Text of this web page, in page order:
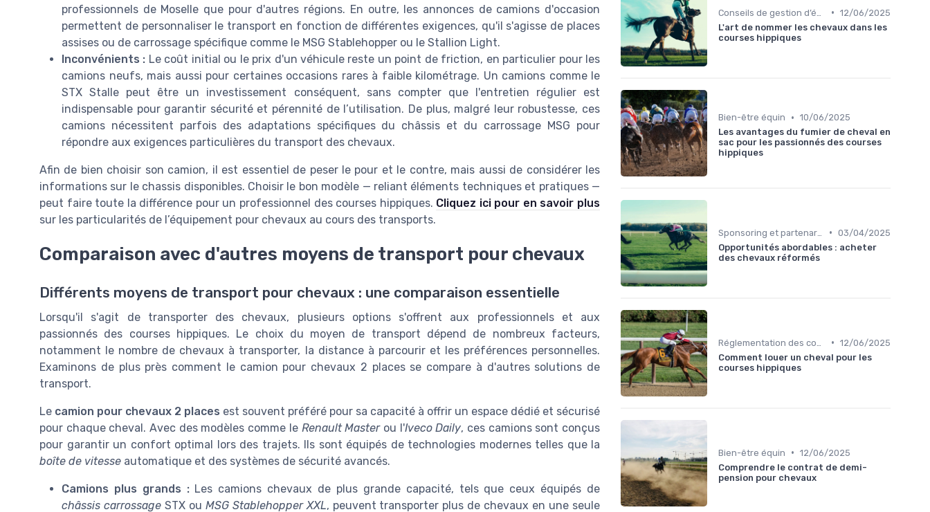
professionnels de Moselle que pour d'autres régions. En outre, les annonces de camions d'occasion
permettent de personnaliser le transport en fonction de différentes exigences, qu'il s'agisse de places
assises ou de carrossage spécifique comme le MSG Stablehopper ou le Stallion Light.
Inconvénients : Le coût initial ou le prix d'un véhicule reste un point de friction, en particulier pour les
camions neufs, mais aussi pour certaines occasions rares à faible kilométrage. Un camions comme le
STX Stalle peut être un investissement conséquent, sans compter que l'entretien régulier est
indispensable pour garantir sécurité et pérennité de l’utilisation. De plus, malgré leur robustesse, ces
camions nécessitent parfois des adaptations spécifiques du châssis et du carrossage MSG pour
répondre aux exigences particulières du transport des chevaux.
Afin de bien choisir son camion, il est essentiel de peser le pour et le contre, mais aussi de considérer les
informations sur le chassis disponibles. Choisir le bon modèle — reliant éléments techniques et pratiques —
peut faire toute la différence pour un professionnel des courses hippiques. Cliquez ici pour en savoir plus
sur les particularités de l’équipement pour chevaux au cours des transports.
Comparaison avec d'autres moyens de transport pour chevaux
Différents moyens de transport pour chevaux : une comparaison essentielle
Lorsqu'il s'agit de transporter des chevaux, plusieurs options s'offrent aux professionnels et aux
passionnés des courses hippiques. Le choix du moyen de transport dépend de nombreux facteurs,
notamment le nombre de chevaux à transporter, la distance à parcourir et les préférences personnelles.
Examinons de plus près comment le camion pour chevaux 2 places se compare à d'autres solutions de
transport.
Le camion pour chevaux 2 places est souvent préféré pour sa capacité à offrir un espace dédié et sécurisé
pour chaque cheval. Avec des modèles comme le Renault Masterou l'Iveco Daily, ces camions sont conçus
pour garantir un confort optimal lors des trajets. Ils sont équipés de technologies modernes telles que la
boîte de vitesse automatique et des systèmes de sécurité avancés.
Camions plus grands :Les camions chevaux de plus grande capacité, tels que ceux équipés de
châssis carrossageSTX ou MSG Stablehopper XXL, peuvent transporter plus de chevaux en une seule
• 12/06/2025
L'art de nommer les chevaux dans les
courses hippiques
Bien-être équin • 10/06/2025
Les avantages du fumier de cheval en
sac pour les passionnés des courses
hippiques
• 03/04/2025
Opportunités abordables : acheter
des chevaux réformés
• 12/06/2025
Comment louer un cheval pour les
courses hippiques
Bien-être équin • 12/06/2025
Comprendre le contrat de demi-
pension pour chevaux